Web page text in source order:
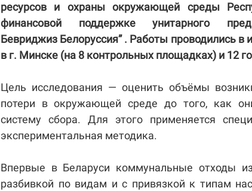
ресурсов и охраны окружающей среды
финансовой поддержке унитарного
Бевриджиз Белоруссия” . Работы проводились в
в г. Минске (на 8 контрольных площадках) и 12
Цель исследования — оценить объёмы
потери в окружающей среде до того, как
систему сбора. Для этого применяется
экспериментальная методика.
Впервые в Беларуси коммунальные отходы
разбивкой по видам и с привязкой к типам